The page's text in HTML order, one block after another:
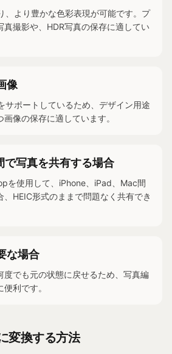
、より豊かな色彩表現が可能です。プ
真撮影や、HDR写真の保存に適してい
像
サポートしているため、デザイン用途
像の保存に適しています。
写真を共有する場合
を使用して、iPhone、iPad、Mac間
、HEIC形式のままで問題なく共有でき
な場合
度でも元の状態に戻せるため、写真編
利です。
変換する方法